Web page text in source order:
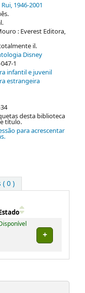
Rui, 1946-2001
: Everest Editora,
il.
Disney
1
infantil e juvenil
estrangeira
desta biblioteca
título.
para acrescentar
( 0 )